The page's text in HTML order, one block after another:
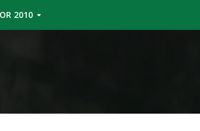
2010